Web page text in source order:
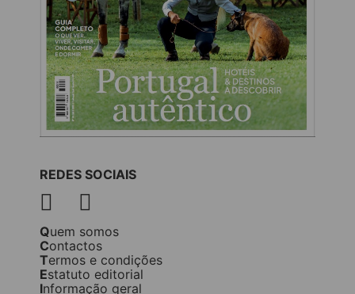
REDES SOCIAIS
Quem somos
Contactos
Termos e condições
Estatuto editorial
Informação geral